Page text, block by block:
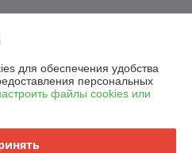
для обеспечения удобства
персональных
файлы cookies или